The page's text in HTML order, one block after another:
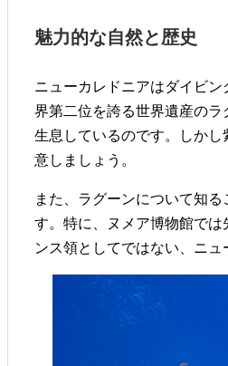
魅力的な自然と歴史
ニューカレドニアはダイビ
界第二位を誇る世界遺産の
生息しているのです。しか
意しましょう。
また、ラグーンについて知
す。特に、ヌメア博物館で
ンス領としてではない、ニュ